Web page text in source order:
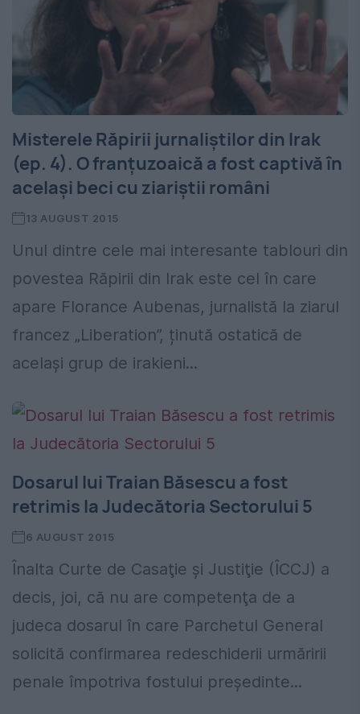
Misterele Răpirii jurnaliștilor din Irak
(ep. 4). O franțuzoaică a fost captivă în
același beci cu ziariștii români
13 AUGUST 2015
Unul dintre cele mai interesante tablouri din
povestea Răpirii din Irak este cel în care
apare Florance Aubenas, jurnalistă la ziarul
francez „Liberation”, ținută ostatică de
același grup de irakieni...
Dosarul lui Traian Băsescu a fost
retrimis la Judecătoria Sectorului 5
6 AUGUST 2015
Înalta Curte de Casaţie şi Justiţie (ÎCCJ) a
decis, joi, că nu are competenţa de a
judeca dosarul în care Parchetul General
solicită confirmarea redeschiderii urmăririi
penale împotriva fostului preşedinte...